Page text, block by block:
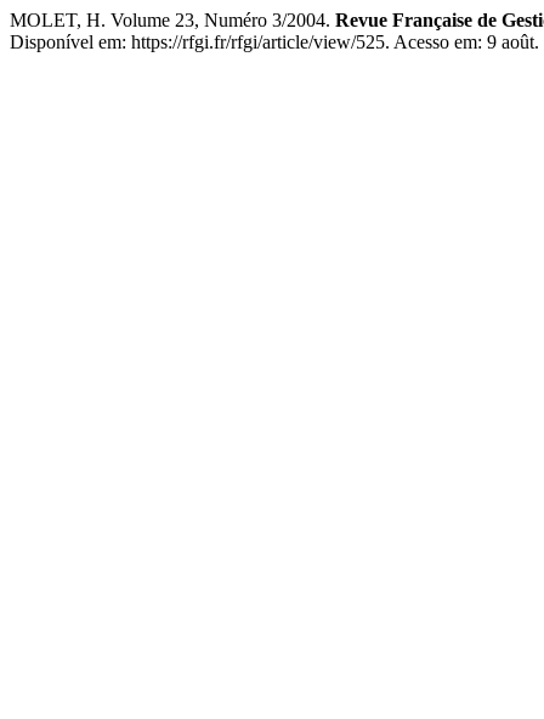
MOLET, H. Volume 23, Numéro 3/2004. Revue Française de
Disponível em: https://rfgi.fr/rfgi/article/view/525. Acesso em: 9 août.